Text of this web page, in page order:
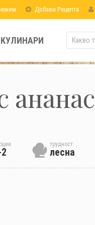
Добави Рецепта
КУЛИНАРИ
ананас
трудност
лесна